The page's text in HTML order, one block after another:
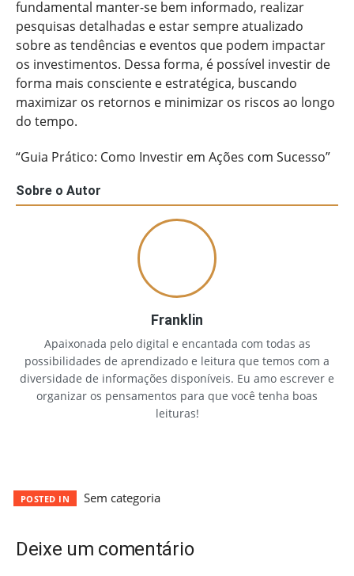
fundamental manter-se bem informado, realizar
pesquisas detalhadas e estar sempre atualizado
sobre as tendências e eventos que podem impactar
os investimentos. Dessa forma, é possível investir de
forma mais consciente e estratégica, buscando
maximizar os retornos e minimizar os riscos ao longo
do tempo.
“Guia Prático: Como Investir em Ações com Sucesso”
Sobre o Autor
Franklin
Apaixonada pelo digital e encantada com todas as
possibilidades de aprendizado e leitura que temos com a
diversidade de informações disponíveis. Eu amo escrever e
organizar os pensamentos para que você tenha boas
leituras!
POSTED IN Sem categoria
Deixe um comentário